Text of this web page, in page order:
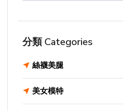
分類 Categories
絲襪美腿
美女模特